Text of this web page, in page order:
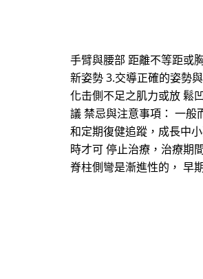
手臂與腰部 距離不等距或
新姿勢 3.交導正確的姿勢
化击側不足之肌力或放 鬆
議 禁忌與注意事項： 一般
和定期復健追蹤，成長中
時才可 停止治療，治療期
脊柱側彎是漸進性的， 早